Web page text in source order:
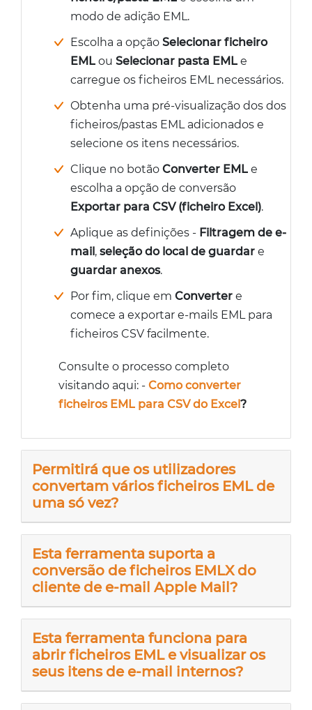
modo de adição EML.
Escolha a opção Selecionar ficheiro
EML ou Selecionar pasta EML e
carregue os ficheiros EML necessários.
Obtenha uma pré-visualização dos dos
ficheiros/pastas EML adicionados e
selecione os itens necessários.
Clique no botão Converter EML e
escolha a opção de conversão
Exportar para CSV (ficheiro Excel).
Aplique as definições - Filtragem de e-
mail, seleção do local de guardar e
guardar anexos.
Por fim, clique em Converter e
comece a exportar e-mails EML para
ficheiros CSV facilmente.
Consulte o processo completo
visitando aqui: - Como converter
ficheiros EML para CSV do Excel?
Permitirá que os utilizadores
convertam vários ficheiros EML de
uma só vez?
Esta ferramenta suporta a
conversão de ficheiros EMLX do
cliente de e-mail Apple Mail?
Esta ferramenta funciona para
abrir ficheiros EML e visualizar os
seus itens de e-mail internos?